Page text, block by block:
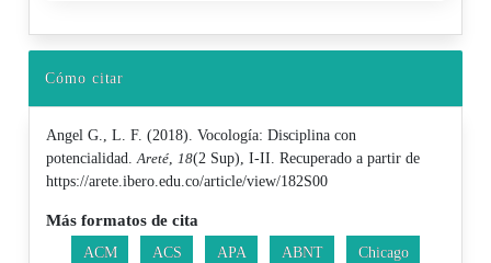
Cómo citar
Angel G., L. F. (2018). Vocología: Disciplina con
potencialidad.Areté 18(2 Sup), I-II. Recuperado a partir de
https://arete.ibero.edu.co/article/view/182S00
Más formatos de cita
ACM ACS APA ABNT Chicago